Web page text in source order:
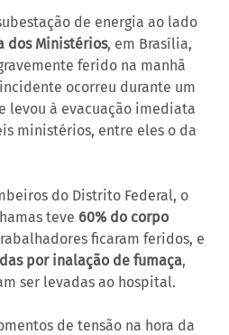
de energia ao lado
dos Ministérios, em Brasília,
ferido na manhã
ocorreu durante um
levou à evacuação imediata
ministérios, entre eles o da
do Distrito Federal, o
teve 60% do corpo
ficaram feridos, e
por inalação de fumaça,
ser levadas ao hospital.
de tensão na hora da